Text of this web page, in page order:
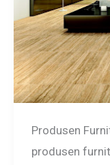
Produsen
produsen